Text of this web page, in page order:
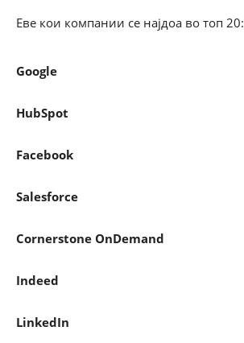
Еве кои компании се најдоа во топ 20:
Google
HubSpot
Facebook
Salesforce
Cornerstone OnDemand
Indeed
LinkedIn